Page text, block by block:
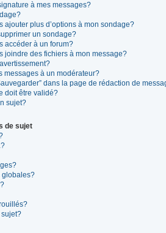
à mes messages?
ajouter plus d’options à mon sondage?
un sondage?
accéder à un forum?
joindre des fichiers à mon message?
messages à un modérateur?
dans la page de rédaction de
doit être validé?
sujet?
de sujet
globales?
sujet?